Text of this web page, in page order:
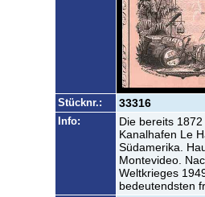
Stücknr.: 33316
Info:
Die bereits
Kanalhafen Le
Südamerika.
Montevideo.
Weltkrieges
bedeutendsten